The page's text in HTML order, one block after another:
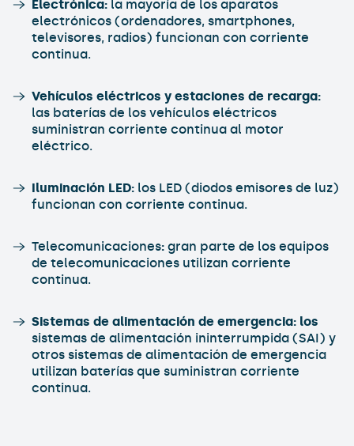
Electrónica: la mayoría de los aparatos
electrónicos (ordenadores, smartphones,
televisores, radios) funcionan con corriente
continua.
Vehículos eléctricos y estaciones de recarga:
las baterías de los vehículos eléctricos
suministran corriente continua al motor
eléctrico.
Iluminación LED: los LED (diodos emisores de luz)
funcionan con corriente continua.
Telecomunicaciones: gran parte de los equipos
de telecomunicaciones utilizan corriente
continua.
Sistemas de alimentación de emergencia: los
sistemas de alimentación ininterrumpida (SAI) y
otros sistemas de alimentación de emergencia
utilizan baterías que suministran corriente
continua.